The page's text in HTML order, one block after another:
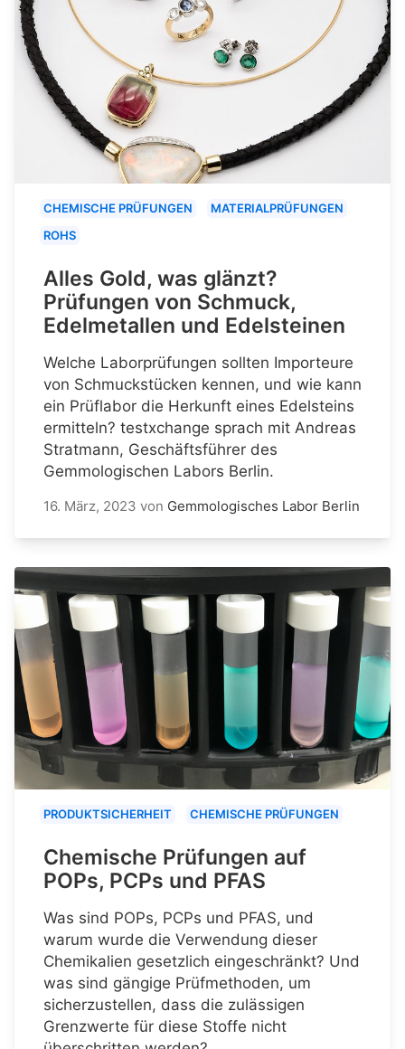
CHEMISCHE PRÜFUNGEN
MATERIALPRÜFUNGEN
ROHS
Alles Gold, was glänzt?
Prüfungen von Schmuck,
Edelmetallen und Edelsteinen
Welche Laborprüfungen sollten Importeure
von Schmuckstücken kennen, und wie kann
ein Prüflabor die Herkunft eines Edelsteins
ermitteln? testxchange sprach mit Andreas
Stratmann, Geschäftsführer des
Gemmologischen Labors Berlin.
16. März, 2023 von Gemmologisches Labor Berlin
PRODUKTSICHERHEIT CHEMISCHE PRÜFUNGEN
Chemische Prüfungen auf
POPs, PCPs und PFAS
Was sind POPs, PCPs und PFAS, und
warum wurde die Verwendung dieser
Chemikalien gesetzlich eingeschränkt? Und
was sind gängige Prüfmethoden, um
sicherzustellen, dass die zulässigen
Grenzwerte für diese Stoffe nicht